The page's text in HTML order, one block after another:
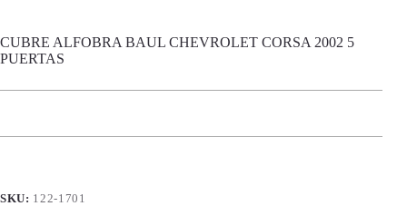
CUBRE ALFOBRA BAUL CHEVROLET CORSA 2002 5
PUERTAS
SKU: 122-1701